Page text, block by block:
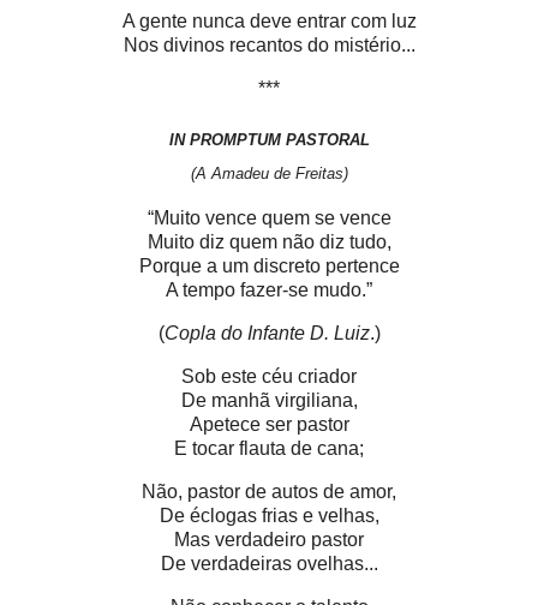
A gente nunca deve entrar com luz
Nos divinos recantos do mistério...
***
IN PROMPTUM PASTORAL
(A Amadeu de Freitas)
“Muito vence quem se vence
Muito diz quem não diz tudo,
Porque a um discreto pertence
A tempo fazer-se mudo.”
(Copla do Infante D. Luiz.)
Sob este céu criador
De manhã virgiliana,
Apetece ser pastor
E tocar flauta de cana;
Não, pastor de autos de amor,
De éclogas frias e velhas,
Mas verdadeiro pastor
De verdadeiras ovelhas...